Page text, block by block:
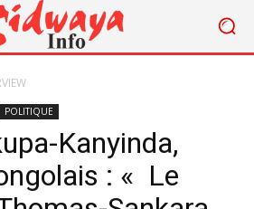
POLITIQUE
Kanyinda,
: « Le